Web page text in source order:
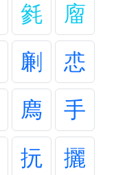
毿
廇
劆
怷
廌
手
抏
攦